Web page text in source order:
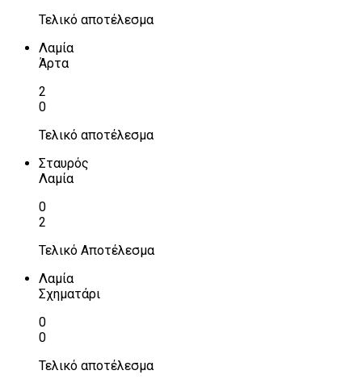
Τελικό αποτέλεσμα
Λαμία
Άρτα
2
0
Τελικό αποτέλεσμα
Σταυρός
Λαμία
0
2
Τελικό Αποτέλεσμα
Λαμία
Σχηματάρι
0
0
Τελικό αποτέλεσμα